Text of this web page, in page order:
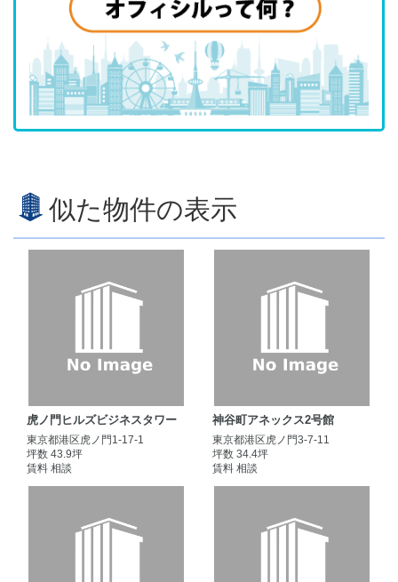
似た物件の表示
虎ノ門ヒルズビジネスタワー
東京都港区虎ノ門1-17-1
坪数 43.9坪
賃料 相談
神谷町アネックス2号館
東京都港区虎ノ門3-7-11
坪数 34.4坪
賃料 相談